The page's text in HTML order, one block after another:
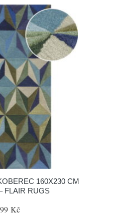
160X230 CM
FLAIR RUGS
Kč